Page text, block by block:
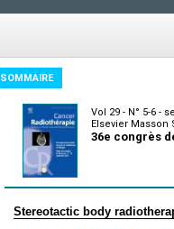
SOMMAIRE
Vol 29 - N° 5-6 -
Elsevier
36e congrès
Stereotactic body